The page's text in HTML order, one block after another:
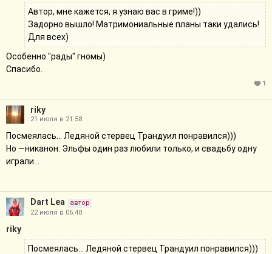
Автор, мне кажется, я узнаю вас в гриме!))
Задорно вышло! Матримониальные планы таки удались!
Для всех)
Особенно "рады" гномы)
Спасибо.
1
riky
21 июля в 21:58
Посмеялась… Ледяной стервец Трандуил понравился)))
Но —никанон. Эльфы один раз любили только, и свадьбу одну
играли…
Dart Lea
автор
22 июля в 06:48
riky
Посмеялась… Ледяной стервец Трандуил понравился)))